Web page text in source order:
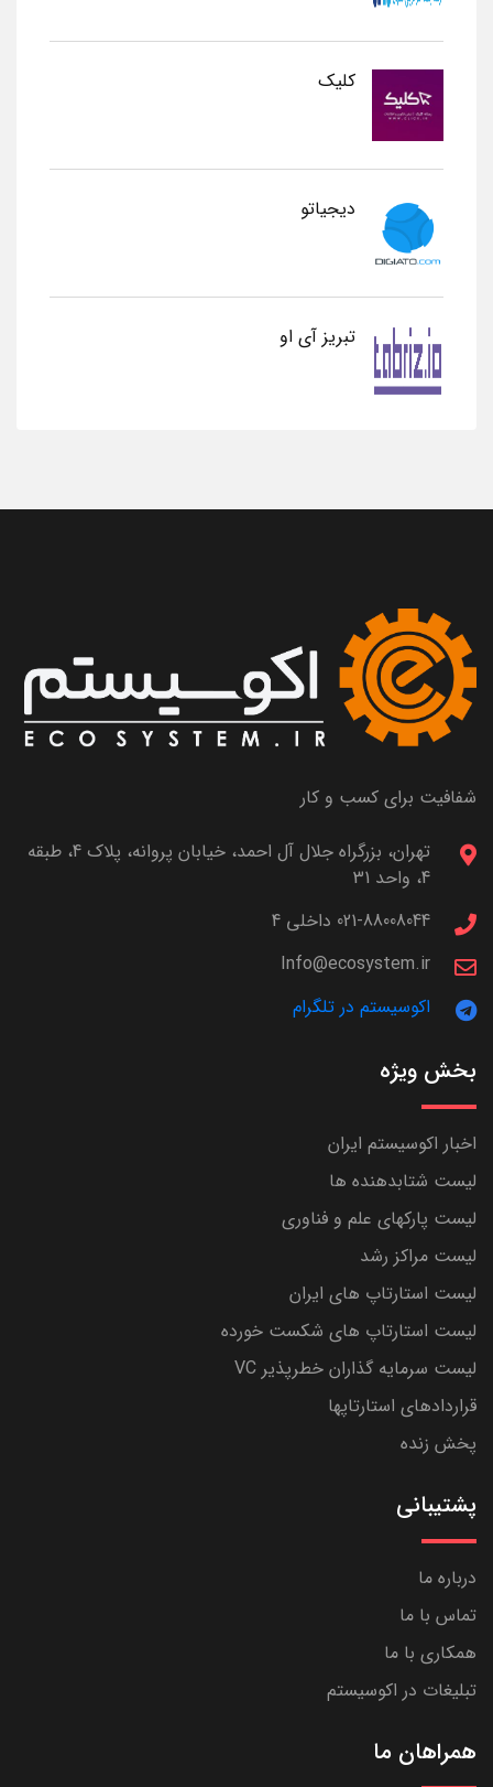
کلیک
دیجیاتو
تبریز آی او
شفافیت برای کسب و کار
تهران، بزرگراه جلال آل احمد، خیابان پروانه، پلاک 4، طبقه
4، واحد 31
021-88008044 داخلی 4
Info@ecosystem.ir
اکوسیستم در تلگرام
بخش ویژه
اخبار اکوسیستم ایران
لیست شتابدهنده ها
لیست پارکهای علم و فناوری
لیست مراکز رشد
لیست استارتاپ های ایران
لیست استارتاپ های شکست خورده
لیست سرمایه گذاران خطرپذیر VC
قراردادهای استارتاپها
پخش زنده
پشتیبانی
درباره ما
تماس با ما
همکاری با ما
تبلیغات در اکوسیستم
همراهان ما